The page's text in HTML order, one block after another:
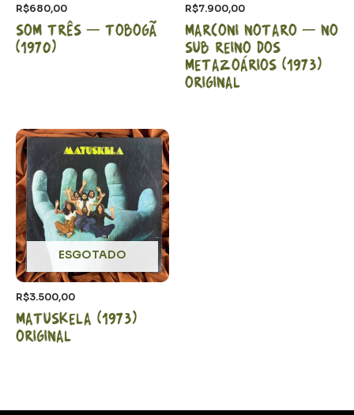
R$680,00
Som Três – Tobogã
(1970)
R$7.900,00
Marconi Notaro – No
sub reino dos
metazoários (1973)
Original
ESGOTADO
R$3.500,00
Matuskela (1973)
Original